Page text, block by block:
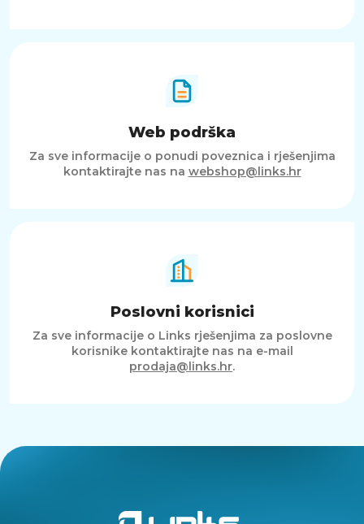
Web podrška
Za sve informacije o ponudi poveznica i rješenjima
kontaktirajte nas na webshop@links.hr
Poslovni korisnici
Za sve informacije o Links rješenjima za poslovne
korisnike kontaktirajte nas na e-mail
prodaja@links.hr.